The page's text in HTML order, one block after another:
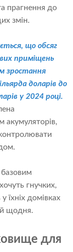
прагнення до
змін.
що обсяг
приміщень
зростання
доларів до
у 2024 році.
акумуляторів,
гнучких,
їхніх домівках
й щодня.
для